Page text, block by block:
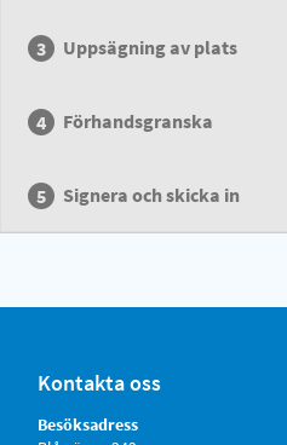
Uppsägning av plats
Förhandsgranska
Signera och skicka in
Kontakta oss
Besöksadress